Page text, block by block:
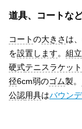
道具、コートな
コートの大きさ は
を設置します。 組立
硬式テニスラケット
径6cm弱のゴム製。
公認用具はバウン